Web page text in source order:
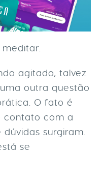
agitado, talvez
outra questão
O fato é
contato com a
surgiram.
se